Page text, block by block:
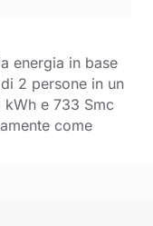
energia in base
2 persone in un
e 733 Smc
come